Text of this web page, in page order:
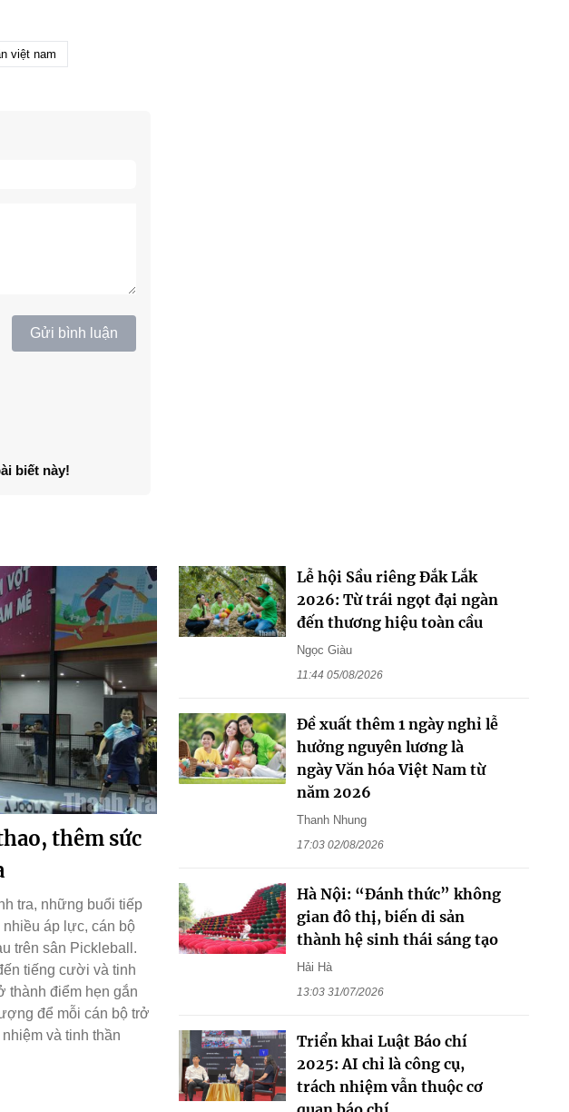
việt nam
Gửi bình luận
biết này!
thêm sức
tra, những buổi tiếp
áp lực, cán bộ
trên sân Pickleball.
tiếng cười và tinh
thành điểm hẹn gắn
để mỗi cán bộ trở
và tinh thần
Lễ hội Sầu riêng Đắk Lắk
2026: Từ trái ngọt đại ngàn
đến thương hiệu toàn cầu
Ngọc Giàu
11:44 05/08/2026
Đề xuất thêm 1 ngày nghỉ lễ
hưởng nguyên lương là
ngày Văn hóa Việt Nam từ
năm 2026
Thanh Nhung
17:03 02/08/2026
Hà Nội: “Đánh thức” không
gian đô thị, biến di sản
thành hệ sinh thái sáng tạo
Hải Hà
13:03 31/07/2026
Triển khai Luật Báo chí
2025: AI chỉ là công cụ,
trách nhiệm vẫn thuộc cơ